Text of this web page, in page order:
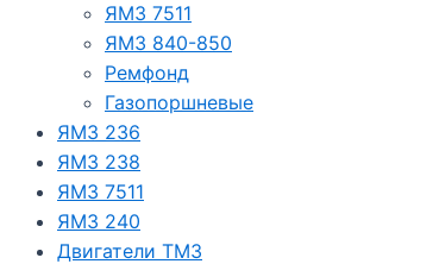
ЯМЗ 7511
ЯМЗ 840-850
Ремфонд
Газопоршневые
ЯМЗ 236
ЯМЗ 238
ЯМЗ 7511
ЯМЗ 240
Двигатели ТМЗ